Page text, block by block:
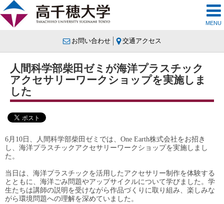
MENU
お問い合わせ 交通アクセス
人間科学部柴田ゼミが海洋プラスチック
アクセサリーワークショップを実施しま
した
6月10日、人間科学部柴田ゼミでは、One Earth株式会社をお招き
し、海洋プラスチックアクセサリーワークショップを実施しまし
た。
当日は、海洋プラスチックを活用したアクセサリー制作を体験する
とともに、海洋ごみ問題やアップサイクルについて学びました。学
生たちは講師の説明を受けながら作品づくりに取り組み、楽しみな
がら環境問題への理解を深めていました。